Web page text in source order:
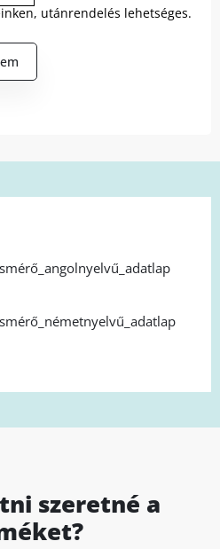
utánrendelés lehetséges.
szeretné a